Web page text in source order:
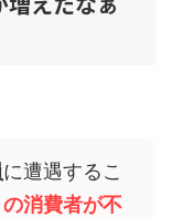
に遭遇するこ
消費者が不